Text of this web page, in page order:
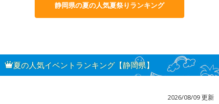
静岡県の夏の人気夏祭りランキング
夏の人気イベントランキング【静岡県】
2026/08/09 更新